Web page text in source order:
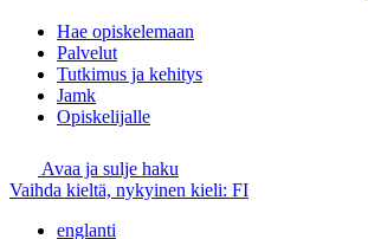
Hae opiskelemaan
Palvelut
Tutkimus ja kehitys
Jamk
Opiskelijalle
Avaa ja sulje haku
Vaihda kieltä, nykyinen kieli: FI
englanti